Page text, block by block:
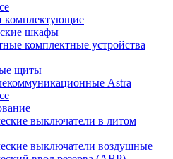
комплектующие
шкафы
комплектные устройства
щиты
Astra
выключатели в литом
выключатели воздушные